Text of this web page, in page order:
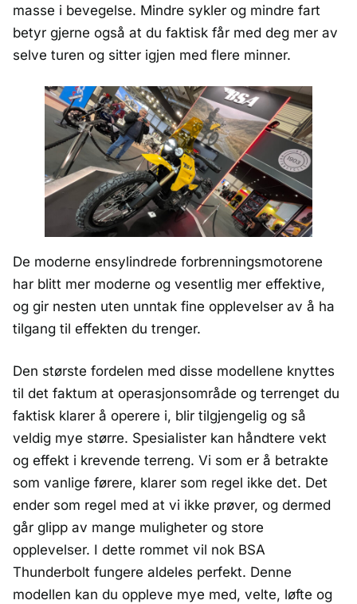
masse i bevegelse. Mindre sykler og mindre fart
betyr gjerne også at du faktisk får med deg mer av
selve turen og sitter igjen med flere minner.
De moderne ensylindrede forbrenningsmotorene
har blitt mer moderne og vesentlig mer effektive,
og gir nesten uten unntak fine opplevelser av å ha
tilgang til effekten du trenger.
Den største fordelen med disse modellene knyttes
til det faktum at operasjonsområde og terrenget du
faktisk klarer å operere i, blir tilgjengelig og så
veldig mye større. Spesialister kan håndtere vekt
og effekt i krevende terreng. Vi som er å betrakte
som vanlige førere, klarer som regel ikke det. Det
ender som regel med at vi ikke prøver, og dermed
går glipp av mange muligheter og store
opplevelser. I dette rommet vil nok BSA
Thunderbolt fungere aldeles perfekt. Denne
modellen kan du oppleve mye med, velte, løfte og